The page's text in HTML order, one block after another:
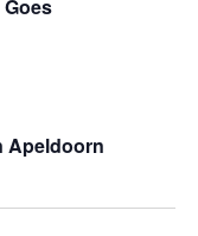
Apeldoorn